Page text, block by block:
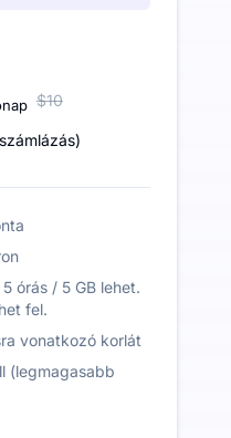
$10
)
órás / 5 GB lehet.
fel.
vonatkozó korlát
(legmagasabb